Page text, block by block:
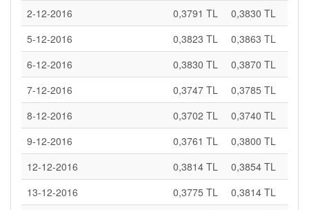
2-12-2016
0,3791 TL
0,3830 TL
5-12-2016
0,3823 TL
0,3863 TL
6-12-2016
0,3830 TL
0,3870 TL
7-12-2016
0,3747 TL
0,3785 TL
8-12-2016
0,3702 TL
0,3740 TL
9-12-2016
0,3761 TL
0,3800 TL
12-12-2016
0,3814 TL
0,3854 TL
13-12-2016
0,3775 TL
0,3814 TL